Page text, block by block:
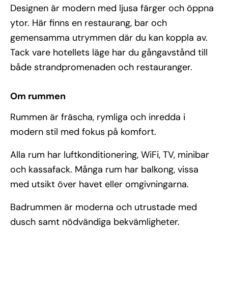
Designen är modern med ljusa färger och öppna
ytor. Här finns en restaurang, bar och
gemensamma utrymmen där du kan koppla av.
Tack vare hotellets läge har du gångavstånd till
både strandpromenaden och restauranger.
Om rummen
Rummen är fräscha, rymliga och inredda i
modern stil med fokus på komfort.
Alla rum har luftkonditionering, WiFi, TV, minibar
och kassafack. Många rum har balkong, vissa
med utsikt över havet eller omgivningarna.
Badrummen är moderna och utrustade med
dusch samt nödvändiga bekvämligheter.